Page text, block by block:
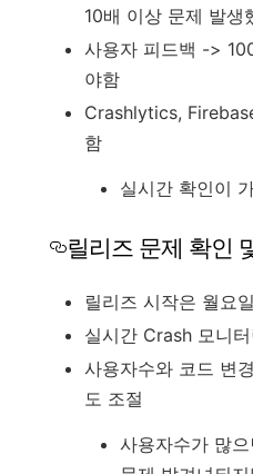
10배 이상 문제 발생
사용자 피드백 ->
야함
Crashlytics,
함
실시간 확인이
릴리즈 문제 확인
릴리즈 시작은 월요
실시간 Crash 모니
사용자수와 코드 변
도 조절
사용자수가 많